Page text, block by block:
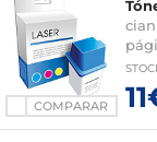
COMPARAR
cian